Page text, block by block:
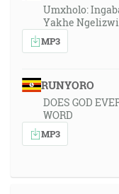
Umxholo:
Yakhe
MP3
RUNYORO
DOES GOD
WORD
MP3